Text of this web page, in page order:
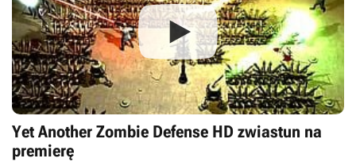
Yet Another Zombie Defense HD zwiastun na
premierę